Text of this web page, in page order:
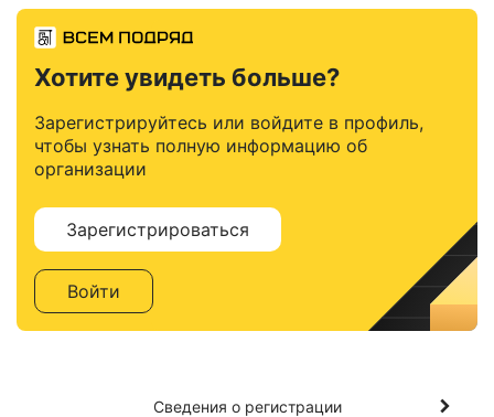
Хотите увидеть больше?
Зарегистрируйтесь или войдите в профиль,
чтобы узнать полную информацию об
организации
Зарегистрироваться
Войти
Сведения о регистрации